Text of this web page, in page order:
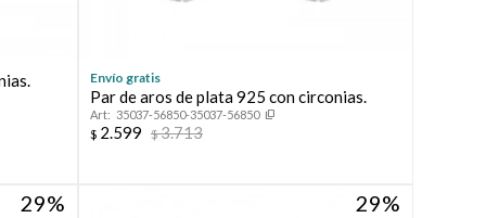
Envío gratis
Par de aros de plata 925 con circonias.
35037-56850-35037-56850
$ 2.599 $3.713
29 29